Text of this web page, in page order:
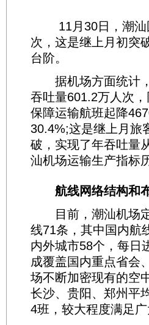
11月30日，潮汕
次，这是继上月初突
台阶。
据机场方面统计，
吞吐量601.2万人次
保障运输航班起降
30.4%;这是继上月旅
破，实现了年吞吐量
汕机场运输生产指标
航线网络结构和
目前，潮汕机场定
线71条，其中国内航
内外城市58个，每日
成覆盖国内重点省会
场不断加密现有的空
长沙、贵阳、郑州平
4班，较大程度满足